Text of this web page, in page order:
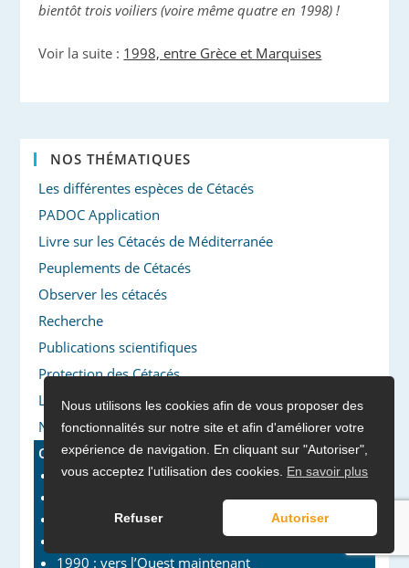
bientôt trois voiliers (voire même quatre en 1998) !
Voir la suite : 1998, entre Grèce et Marquises
NOS THÉMATIQUES
Les différentes espèces de Cétacés
PADOC Application
Livre sur les Cétacés de Méditerranée
Peuplements de Cétacés
Observer les cétacés
Recherche
Publications scientifiques
Protection des Cétacés
Le monde sonore des Cétacés
Nouvelles de la planète
Carnets de cétologues
1986, février : Punta Balandra
1987, août : Qeqertarsuaq
1988 : tour de Corse et de Sardaigne
1989 : mers Tyrrhénienne et Ligure
1990 : vers l’Ouest maintenant
Nous utilisons les cookies afin de vous proposer des
fonctionnalités sur notre site et afin d'améliorer votre
expérience de navigation. En cliquant sur "Autoriser",
vous acceptez l'utilisation des cookies. En savoir plus
Refuser Autoriser